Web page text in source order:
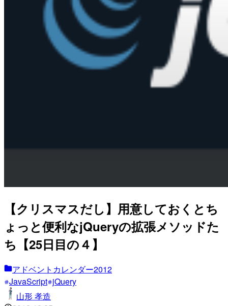
【クリスマスだし】用意しておくとち
ょっと便利なjQueryの拡張メソッドた
ち【25日目の４】
アドベントカレンダー2012
JavaScript jQuery
山形 孝造